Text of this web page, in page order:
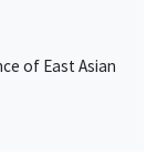
of East Asian